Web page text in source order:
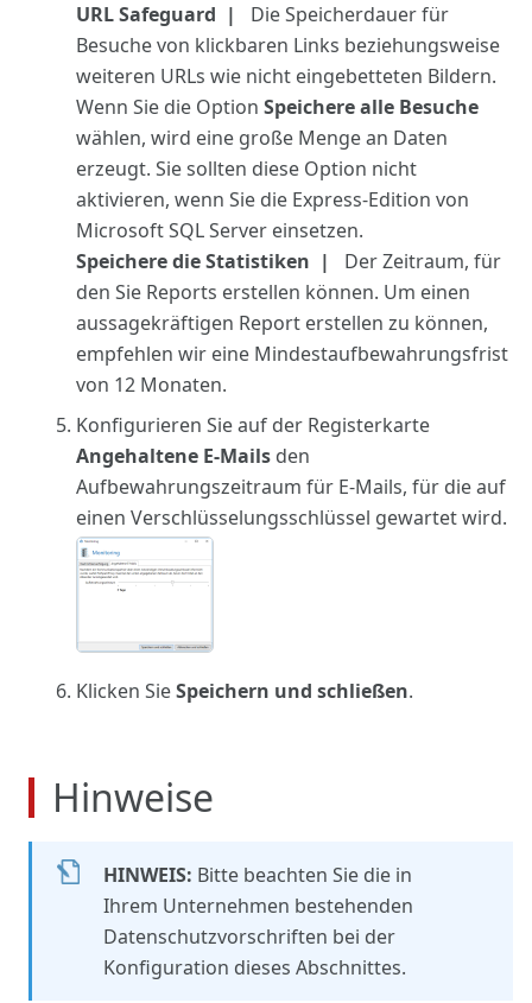
URL Safeguard
Die Speicherdauer für
Besuche von klickbaren Links beziehungsweise
weiteren URLs wie nicht eingebetteten Bildern.
Wenn Sie die OptionSpeichere alle Besuche
wählen, wird eine große Menge an Daten
erzeugt. Sie sollten diese Option nicht
aktivieren, wenn Sie die Express-Edition von
Microsoft SQL Server einsetzen.
Speichere die Statistiken
Der Zeitraum, für
den Sie Reports erstellen können. Um einen
aussagekräftigen Report erstellen zu können,
empfehlen wir eine Mindestaufbewahrungsfrist
von 12 Monaten.
Konfigurieren Sie auf der Registerkarte
Angehaltene E-Mails den
Aufbewahrungszeitraum für E-Mails, für die auf
einen Verschlüsselungsschlüssel gewartet wird.
Klicken SieSpeichern und schließen.
Hinweise
HINWEIS: Bitte beachten Sie die in
Ihrem Unternehmen bestehenden
Datenschutzvorschriften bei der
Konfiguration dieses Abschnittes.